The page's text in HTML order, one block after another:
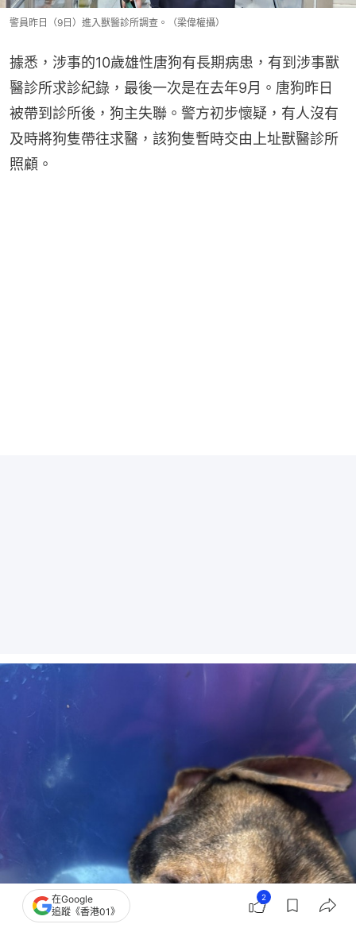
警員昨日（9日）進入獸醫診所調查。（梁偉權攝）
據悉，涉事的10歲雄性唐狗有長期病患，有到涉事獸
醫診所求診紀錄，最後一次是在去年9月。唐狗昨日
被帶到診所後，狗主失聯。警方初步懷疑，有人沒有
及時將狗隻帶往求醫，該狗隻暫時交由上址獸醫診所
照顧。
在Google
追蹤《香港01》
2